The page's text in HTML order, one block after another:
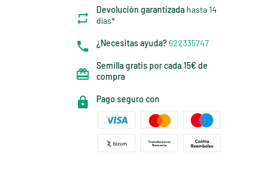
Devolución garantizada hasta 14
días*
¿Necesitas ayuda? 622335747
Semilla gratis por cada 15€ de
compra
Pago seguro con